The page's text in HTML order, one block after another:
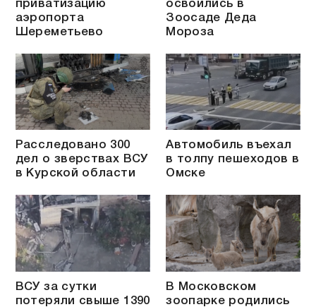
приватизацию
аэропорта
Шереметьево
освоились в
Зоосаде Деда
Мороза
Расследовано 300
дел о зверствах ВСУ
в Курской области
Автомобиль въехал
в толпу пешеходов в
Омске
ВСУ за сутки
потеряли свыше 1390
В Московском
зоопарке родились